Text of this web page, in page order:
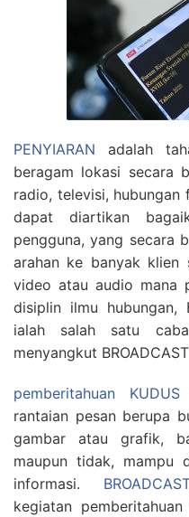
PENYIARAN adalah
beragam lokasi secara
radio, televisi,
dapat diartikan
pengguna, yang secara
arahan ke banyak klien
video atau audio mana
disiplin ilmu hubungan,
ialah salah satu
menyangkut
pemberitahuan KUDUS
rantaian pesan berupa
gambar atau grafik,
maupun tidak, mampu
informasi.
kegiatan